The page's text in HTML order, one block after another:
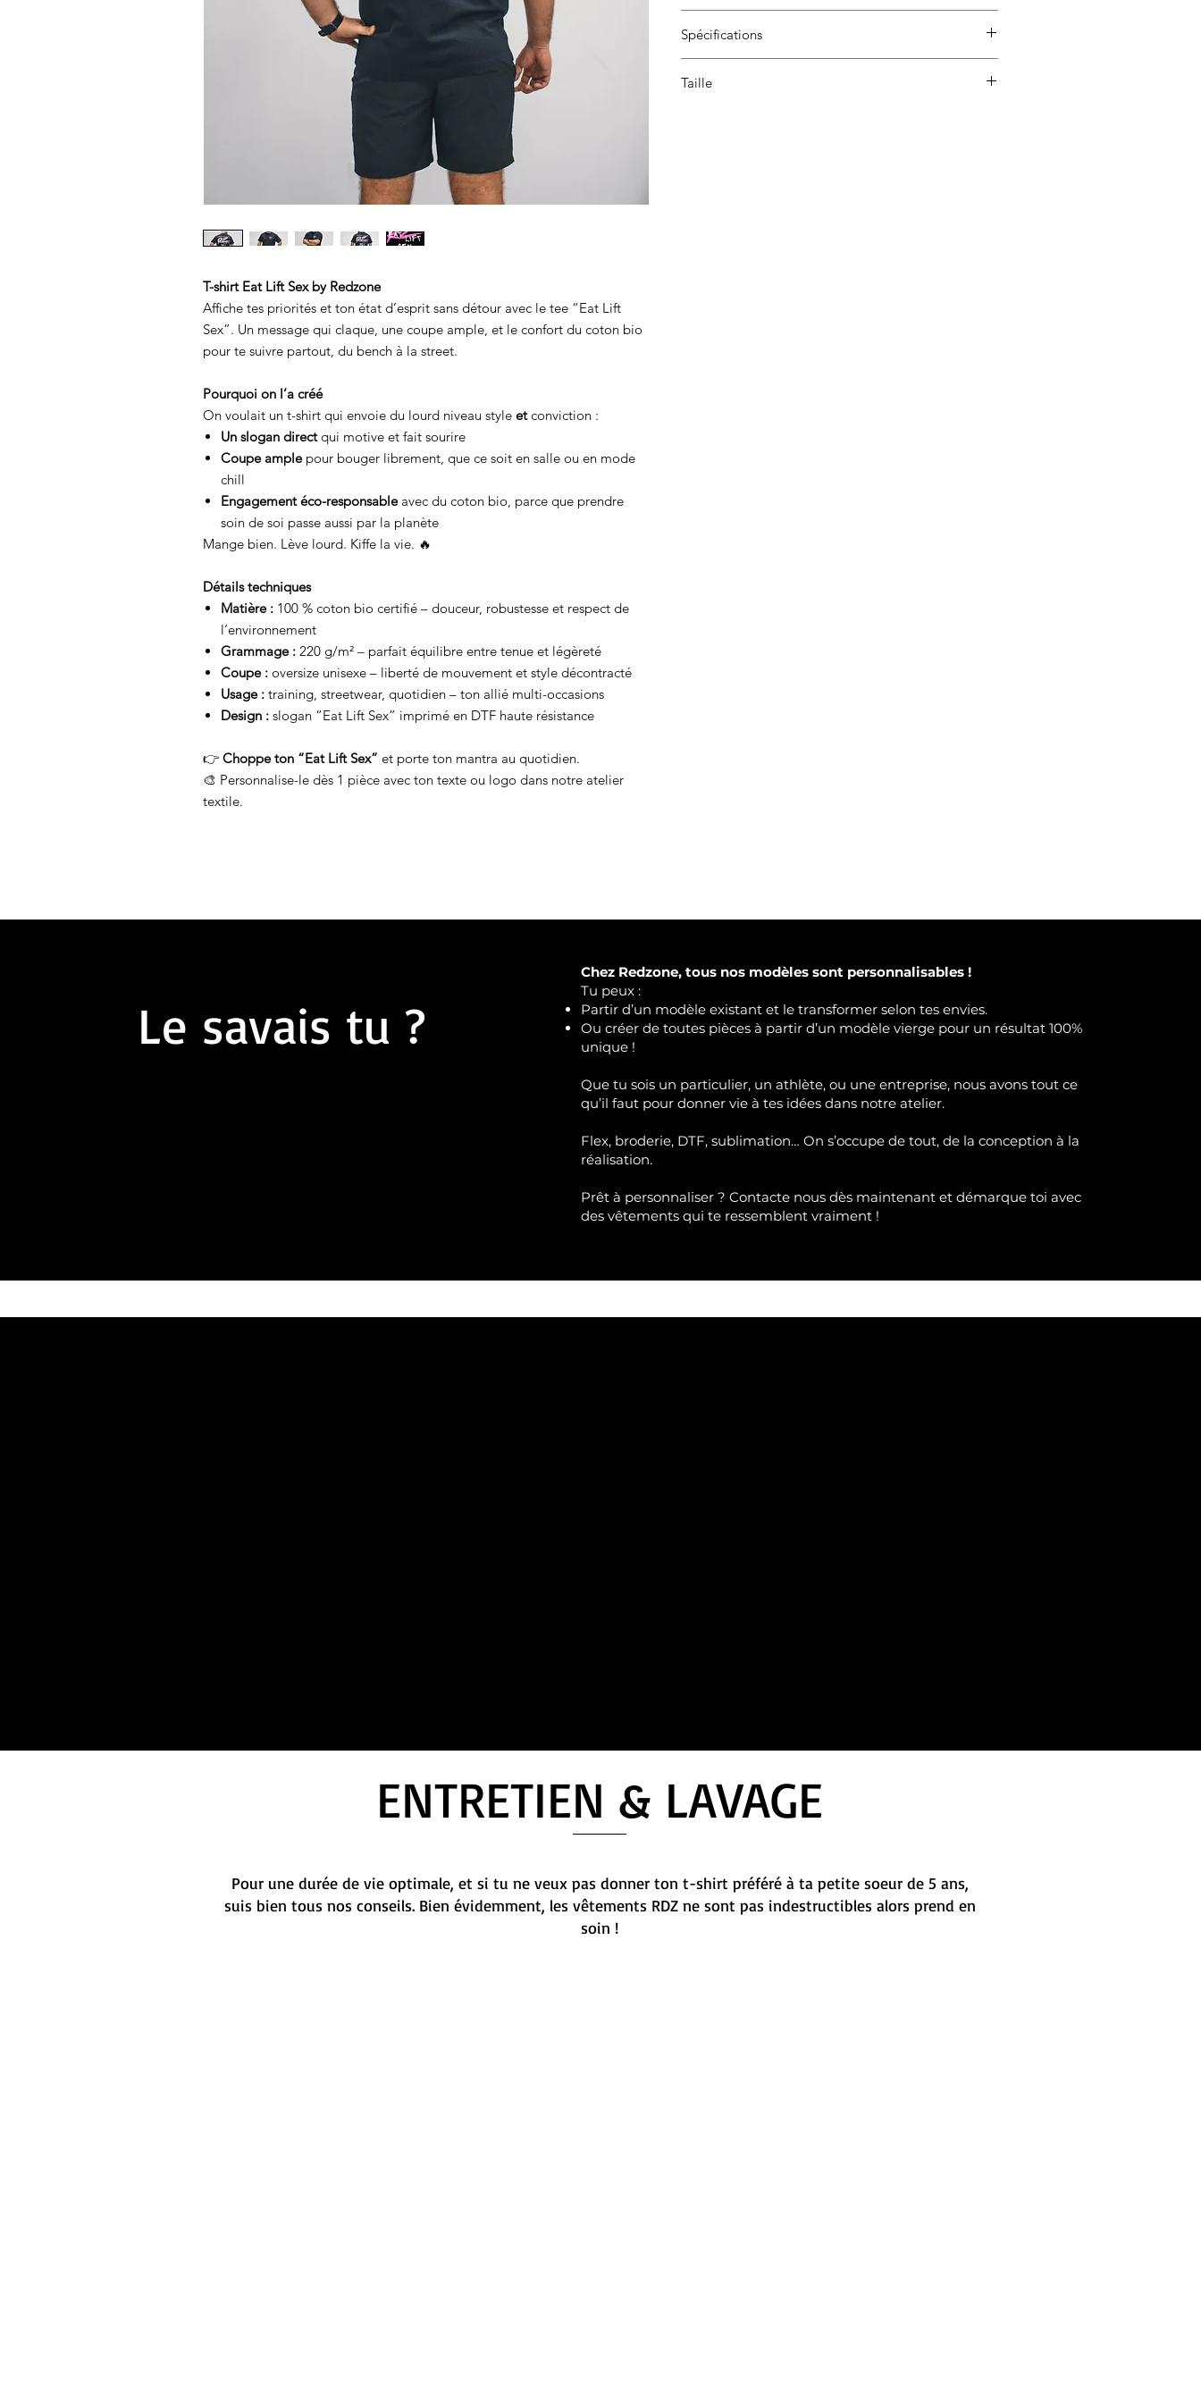
T-shirt Eat Lift Sex by Redzone
Affiche tes priorités et ton état d’esprit sans détour avec le tee “Eat Lift
Sex”. Un message qui claque, une coupe ample, et le confort du coton bio
pour te suivre partout, du bench à la street.
Pourquoi on l’a créé
On voulait un t-shirt qui envoie du lourd niveau style etconviction :
Un slogan directqui motive et fait sourire
Coupe amplepour bouger librement, que ce soit en salle ou en mode
chill
Engagement éco-responsableavec du coton bio, parce que prendre
soin de soi passe aussi par la planète
Mange bien. Lève lourd. Kiffe la vie. 🔥
Détails techniques
Matière : 100 % coton bio certifié – douceur, robustesse et respect de
l’environnement
Grammage : 220 g/m² – parfait équilibre entre tenue et légèreté
Coupe : oversize unisexe – liberté de mouvement et style décontracté
Usage : training, streetwear, quotidien – ton allié multi-occasions
Design : slogan “Eat Lift Sex” imprimé en DTF haute résistance
👉 Choppe ton “Eat Lift Sex” et porte ton mantra au quotidien.
🎨 Personnalise-le dès 1 pièce avec ton texte ou logo dans notre atelier
textile.
Taille : XS 76/81cm S 86/91cm M 97/102cm L 107/112cm
XL 117/122cm 2XL 127/132cm 3XL 137/142cm
150° max. Ne pas sécher en machine.
Spécifications
Toucher doux. Encolure ronde côtelée. Doubles
Taille
Le savais tu ?
Chez Redzone, tous nos modèles sont personnalisables !
Tu peux :
Partir d’un modèle existant et le transformer selon tes envies.
Ou créer de toutes pièces à partir d’un modèle vierge pour un résultat 100%
unique !
Que tu sois un particulier, un athlète, ou une entreprise, nous avons tout ce
qu’il faut pour donner vie à tes idées dans notre atelier.
Flex, broderie, DTF, sublimation… On s’occupe de tout, de la conception à la
réalisation.
Prêt à personnaliser ? Contacte nous dès maintenant et démarque toi avec
des vêtements qui te ressemblent vraiment !
ENTRETIEN & LAVAGE
Pour une durée de vie optimale, et si tu ne veux pas donner ton t-shirt préféré à ta petite soeur de 5 ans,
suis bien tous nos conseils. Bien évidemment, les vêtements RDZ ne sont pas indestructibles alors prend en
soin !